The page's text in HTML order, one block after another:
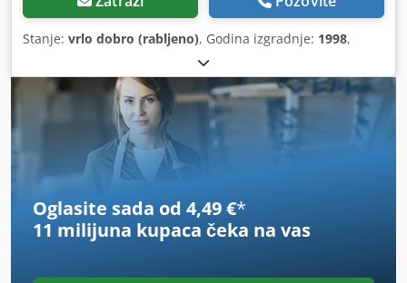
Stanje: vrlo dobro (rabljeno), Godina izgradnje: 1998,
Oglasite sada od 4,49 €*
11 milijuna kupaca čeka na vas